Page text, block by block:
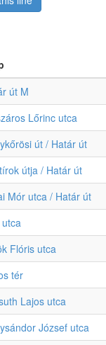
út M
Lőrinc utca
út / Határ út
útja / Határ út
Mór utca / Határ út
Flóris utca
tér
Lajos utca
József utca